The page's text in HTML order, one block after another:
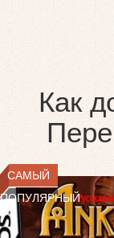
Как
САМЫЙ
ПОПУЛЯРНЫЙ